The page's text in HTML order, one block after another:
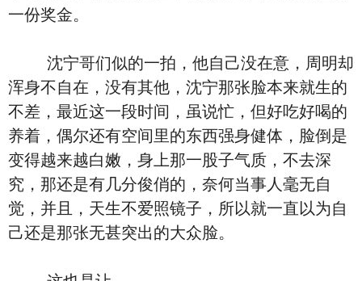
一份奖金。
沈宁哥们似的一拍，他自己没在意，周明却
浑身不自在，没有其他，沈宁那张脸本来就生的
不差，最近这一段时间，虽说忙，但好吃好喝的
养着，偶尔还有空间里的东西强身健体，脸倒是
变得越来越白嫩，身上那一股子气质，不去深
究，那还是有几分俊俏的，奈何当事人毫无自
觉，并且，天生不爱照镜子，所以就一直以为自
己还是那张无甚突出的大众脸。